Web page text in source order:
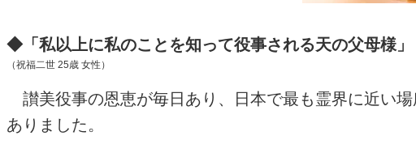
◆「私以上に私のことを知って役事される天の父母様」
（祝福二世 25歳 女性）
讃美役事の恩恵が毎日あり、日本で最も霊界に近い
ありました。